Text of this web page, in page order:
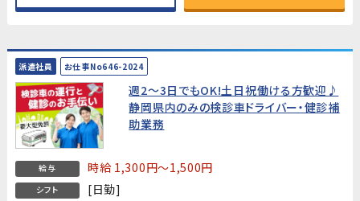
派遣社員 お仕事No646-2024
週2～3日でもOK!土日祝働ける方歓迎♪
静岡県内のみの検診車ドライバー・健診補
助業務
給与 時給 1,300円～1,500円
シフト [日勤]